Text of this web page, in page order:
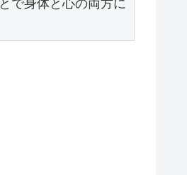
で身体と心の両方に